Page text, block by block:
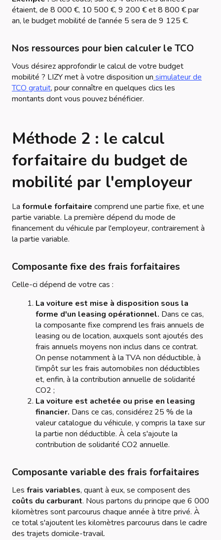
étaient, de 8 000 €, 10 500 €, 9 200 € et 8 800 € par
an, le budget mobilité de l'année 5 sera de 9 125 €.
Nos ressources pour bien calculer le TCO
Vous désirez approfondir le calcul de votre budget
mobilité ? LIZY met à votre disposition un simulateur de
TCO gratuit, pour connaître en quelques clics les
montants dont vous pouvez bénéficier.
Méthode 2 : le calcul
forfaitaire du budget de
mobilité par l'employeur
La formule forfaitaire comprend une partie fixe, et une
partie variable. La première dépend du mode de
financement du véhicule par l'employeur, contrairement à
la partie variable.
Composante fixe des frais forfaitaires
Celle-ci dépend de votre cas :
La voiture est mise à disposition sous la
forme d'un leasing opérationnel. Dans ce cas,
la composante fixe comprend les frais annuels de
leasing ou de location, auxquels sont ajoutés des
frais annuels moyens non inclus dans ce contrat.
On pense notamment à la TVA non déductible, à
l'impôt sur les frais automobiles non déductibles
et, enfin, à la contribution annuelle de solidarité
CO2 ;
La voiture est achetée ou prise en leasing
financier. Dans ce cas, considérez 25 % de la
valeur catalogue du véhicule, y compris la taxe sur
la partie non déductible. À cela s'ajoute la
contribution de solidarité CO2 annuelle.
Composante variable des frais forfaitaires
Les frais variables, quant à eux, se composent des
coûts du carburant. Nous partons du principe que 6 000
kilomètres sont parcourus chaque année à titre privé. À
ce total s'ajoutent les kilomètres parcourus dans le cadre
des trajets domicile-travail.